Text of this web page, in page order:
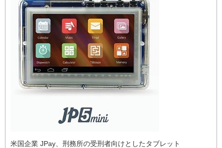
米国企業 JPay、刑務所の受刑者向けとしたタブレット